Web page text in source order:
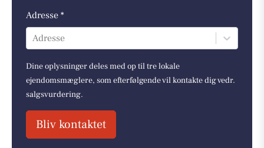
Adresse *
Adresse
Dine oplysninger deles med op til tre lokale
ejendomsmæglere, som efterfølgende vil kontakte dig vedr.
salgsvurdering.
Bliv kontaktet